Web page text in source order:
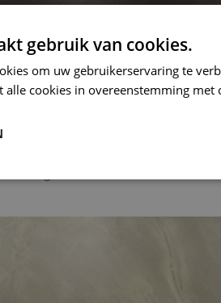
gebruik van cookies.
om uw gebruikerservaring te
cookies in overeenstemming met